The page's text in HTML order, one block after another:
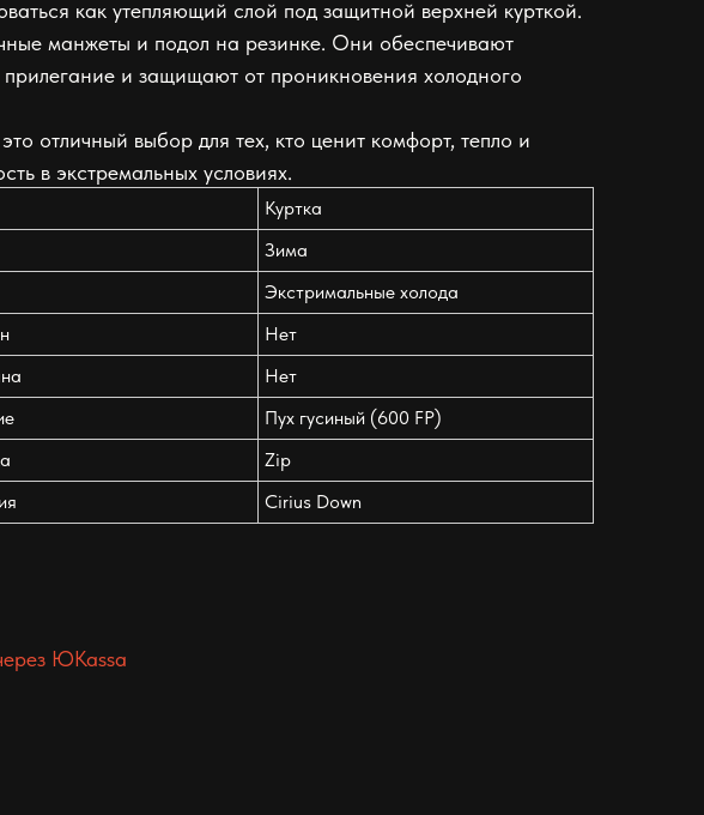
как утепляющий слой под защитной верхней курткой.
манжеты и подол на резинке. Они обеспечивают
прилегание и защищают от проникновения холодного
отличный выбор для тех, кто ценит комфорт, тепло и
в экстремальных условиях.
Куртка
Зима
Экстримальные холода
Нет
Нет
Пух гусиный (600 FP)
Zip
Cirius Down
ЮKassa